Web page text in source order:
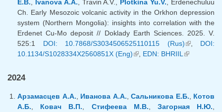
E.B., Ivanova A.A., Travin A.V., Plotkina Yu.V., Erdenechuluu
Ch. Early Mesozoic volcanic activity in the Orkhon depression
system (Northern Mongolia): insights into correlation with the
Erdenet Cu-Mo deposit // Doklady Earth Sciences. 2025. V.
525:1 DOI: 10.7868/S3034506525110115 (Rus)(внешняя
ссылка)
, DOI:
10.1134/S1028334X2560851X (Eng)(внешняя ссылка)
, EDN: BHRIIL(внешняя
2024
Арзамасцев А.А. Иванова А.А. Сальникова Е.Б.
Котов
А.Б.
Ковач В.П. Стифеева М.В. Загорная Н.Ю.